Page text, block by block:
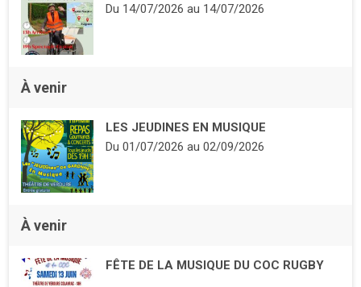
Du 14/07/2026au 14/07/2026
À venir
LES JEUDINES EN MUSIQUE
Du 01/07/2026au 02/09/2026
À venir
FÊTE DE LA MUSIQUE DU COC RUGBY